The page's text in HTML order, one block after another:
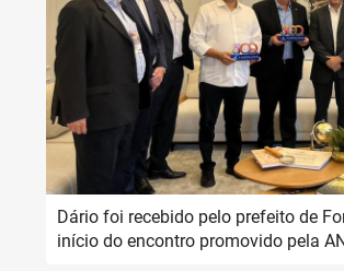
Dário foi recebido pelo prefeito de
início do encontro promovido pela